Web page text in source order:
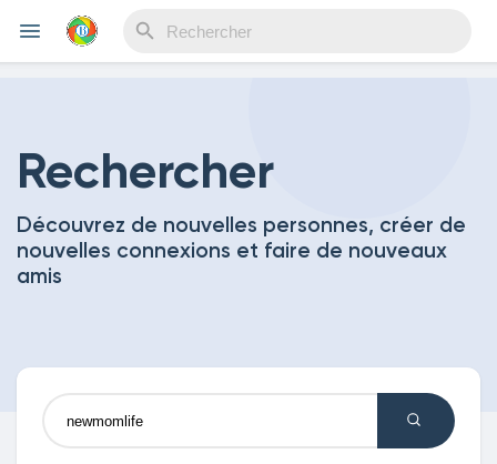
Découvrir Evènements
Découvrir Blogs
Rechercher
Découvrez de nouvelles personnes, créer de
nouvelles connexions et faire de nouveaux
amis